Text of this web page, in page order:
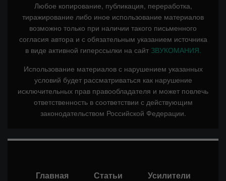
Любое копирование, публикация, переработка,
тиражирование либо иное использование материалов
возможно только при наличии такого письменного
согласия автора и с обязательным указанием источника
в виде активной гиперссылки на сайт ЗВУКОМАНИЯ.
Использование материалов с нарушением указанных
условий будет рассматриваться как нарушение
исключительных прав правообладателя и может повлечь
ответственность в соответствии с действующим
законодательством Российской Федерации.
Главная Статьи Усилители